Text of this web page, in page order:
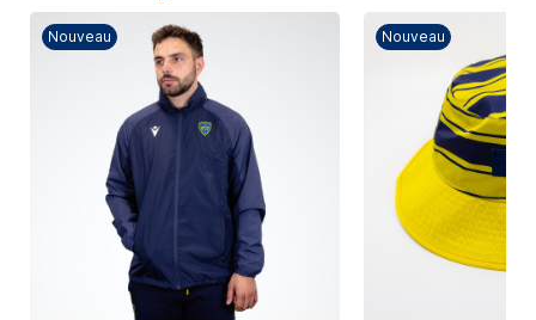
Nouveau Nouveau